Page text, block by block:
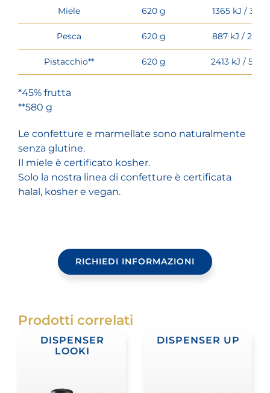
Miele 620 g 1365 kJ / 321
Pesca 620 g 887 kJ / 209
Pistacchio** 620 g 2413 kJ / 579
*45% frutta
**580 g
Le confetture e marmellate sono naturalmente
senza glutine.
Il miele è certificato kosher.
Solo la nostra linea di confetture è certificata
halal, kosher e vegan.
RICHIEDI INFORMAZIONI
Prodotti correlati
DISPENSER
LOOKI
DISPENSER UP